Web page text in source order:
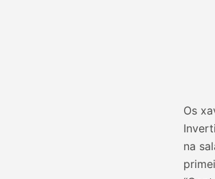
Os
na